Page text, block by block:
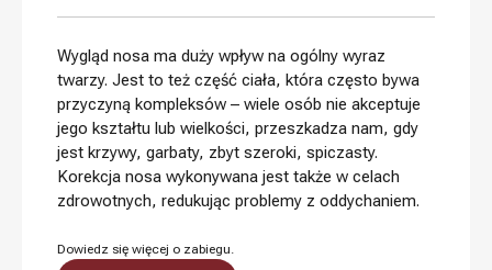
Wygląd nosa ma duży wpływ na ogólny wyraz
twarzy. Jest to też część ciała, która często bywa
przyczyną kompleksów – wiele osób nie akceptuje
jego kształtu lub wielkości, przeszkadza nam, gdy
jest krzywy, garbaty, zbyt szeroki, spiczasty.
Korekcja nosa wykonywana jest także w celach
zdrowotnych, redukując problemy z oddychaniem.
Dowiedz się więcej o zabiegu.